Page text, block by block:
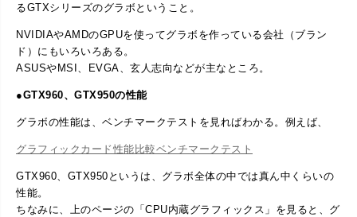
るGTXシリーズのグラボということ。
NVIDIAやAMDのGPUを使ってグラボを作っている会社（ブラン
ド）にもいろいろある。
ASUSやMSI、EVGA、玄人志向などが主なところ。
●GTX960、GTX950の性能
グラボの性能は、ベンチマークテストを見ればわかる。例えば、
グラフィックカード性能比較ベンチマークテスト
GTX960、GTX950というは、グラボ全体の中では真ん中くらいの
性能。
ちなみに、上のページの「CPU内蔵グラフィックス」を見ると、グ